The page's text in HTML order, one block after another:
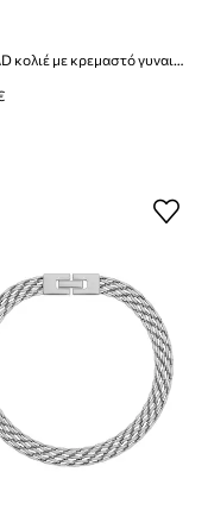
EDBLAD κολιέ με κρεμαστό γυναικείο από ανοξείδωτο ατσάλι με ζιργκόν Crown